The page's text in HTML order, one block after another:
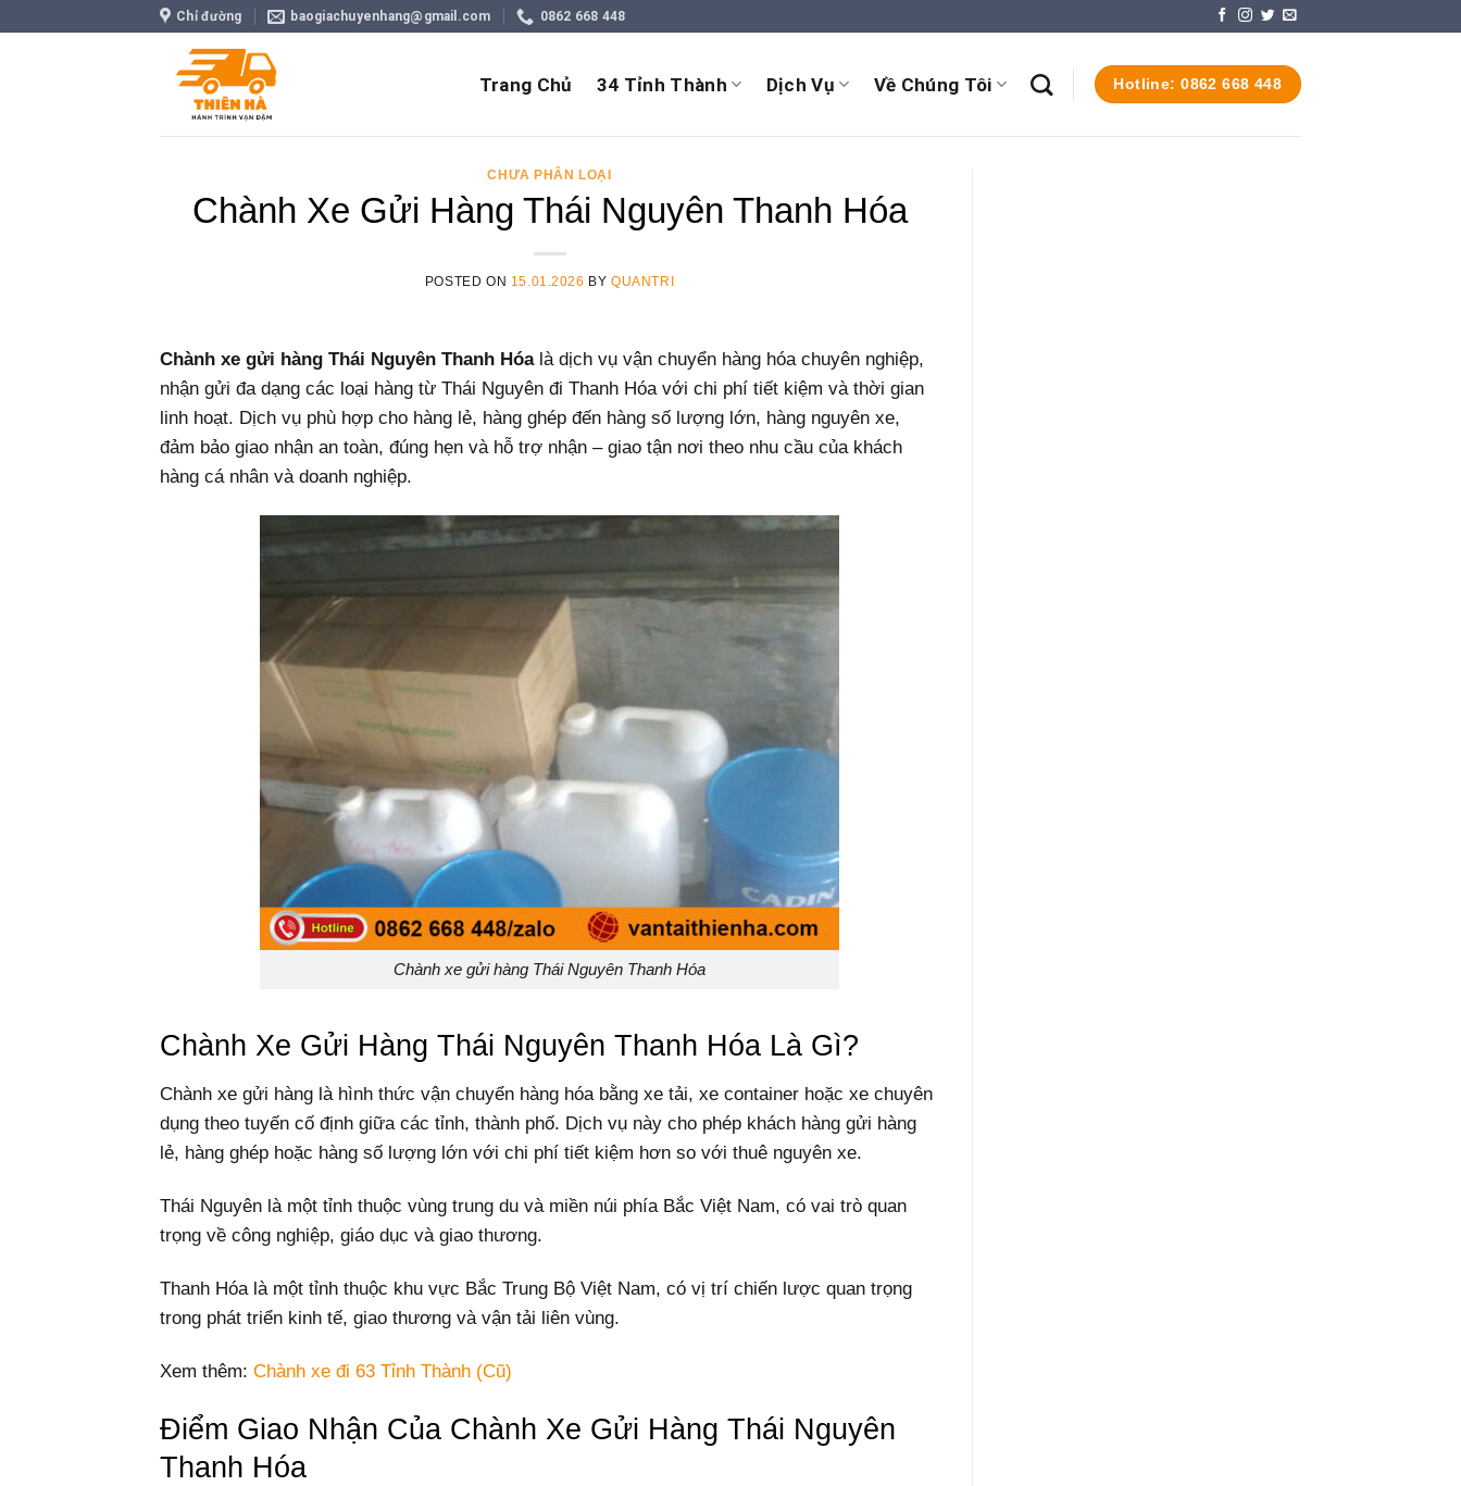
Chỉ đường baogiachuyenhang@gmail.com 0862 668 448
Trang Chủ 34 Tỉnh Thành Dịch Vụ Về Chúng Tôi Hotline: 0862 668 448
CHƯA PHÂN LOẠI
Chành Xe Gửi Hàng Thái Nguyên Thanh Hóa
POSTED ON 15.01.2026 BYQUANTRI
Chành xe gửi hàng Thái Nguyên Thanh Hóalà dịch vụ vận chuyển hàng hóa chuyên nghiệp,
nhận gửi đa dạng các loại hàng từ Thái Nguyên đi Thanh Hóa với chi phí tiết kiệm và thời gian
linh hoạt. Dịch vụ phù hợp cho hàng lẻ, hàng ghép đến hàng số lượng lớn, hàng nguyên xe,
đảm bảo giao nhận an toàn, đúng hẹn và hỗ trợ nhận – giao tận nơi theo nhu cầu của khách
hàng cá nhân và doanh nghiệp.
Chành xe gửi hàng Thái Nguyên Thanh Hóa
Chành Xe Gửi Hàng Thái Nguyên Thanh Hóa Là Gì?
Chành xe gửi hàng là hình thức vận chuyển hàng hóa bằng xe tải, xe container hoặc xe chuyên
dụng theo tuyến cố định giữa các tỉnh, thành phố. Dịch vụ này cho phép khách hàng gửi hàng
lẻ, hàng ghép hoặc hàng số lượng lớn với chi phí tiết kiệm hơn so với thuê nguyên xe.
Thái Nguyên là một tỉnh thuộc vùng trung du và miền núi phía Bắc Việt Nam, có vai trò quan
trọng về công nghiệp, giáo dục và giao thương.
Thanh Hóa là một tỉnh thuộc khu vực Bắc Trung Bộ Việt Nam, có vị trí chiến lược quan trọng
trong phát triển kinh tế, giao thương và vận tải liên vùng.
Xem thêm: Chành xe đi 63 Tỉnh Thành (Cũ)
Điểm Giao Nhận Của Chành Xe Gửi Hàng Thái Nguyên
Thanh Hóa